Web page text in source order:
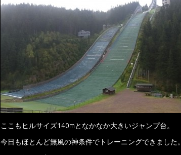
ここもヒルサイズ140mとなかなか大きいジャンプ台。
今日もほとんど無風の神条件でトレーニングできました。